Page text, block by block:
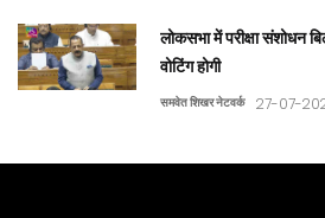
लोकसभा में परीक्षा संशोधन
वोटिंग होगी
समवेत शिखर नेटवर्क 27-07-